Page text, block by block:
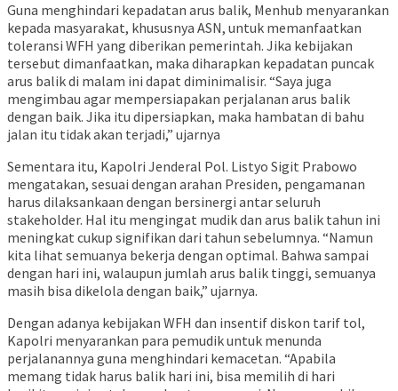
Guna menghindari kepadatan arus balik, Menhub menyarankan
kepada masyarakat, khususnya ASN, untuk memanfaatkan
toleransi WFH yang diberikan pemerintah. Jika kebijakan
tersebut dimanfaatkan, maka diharapkan kepadatan puncak
arus balik di malam ini dapat diminimalisir. “Saya juga
mengimbau agar mempersiapakan perjalanan arus balik
dengan baik. Jika itu dipersiapkan, maka hambatan di bahu
jalan itu tidak akan terjadi,” ujarnya
Sementara itu, Kapolri Jenderal Pol. Listyo Sigit Prabowo
mengatakan, sesuai dengan arahan Presiden, pengamanan
harus dilaksankaan dengan bersinergi antar seluruh
stakeholder. Hal itu mengingat mudik dan arus balik tahun ini
meningkat cukup signifikan dari tahun sebelumnya. “Namun
kita lihat semuanya bekerja dengan optimal. Bahwa sampai
dengan hari ini, walaupun jumlah arus balik tinggi, semuanya
masih bisa dikelola dengan baik,” ujarnya.
Dengan adanya kebijakan WFH dan insentif diskon tarif tol,
Kapolri menyarankan para pemudik untuk menunda
perjalanannya guna menghindari kemacetan. “Apabila
memang tidak harus balik hari ini, bisa memilih di hari